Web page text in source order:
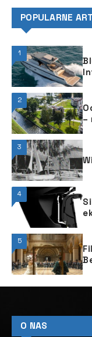
POPULARNE
1
2
–
3
4
5
O NAS